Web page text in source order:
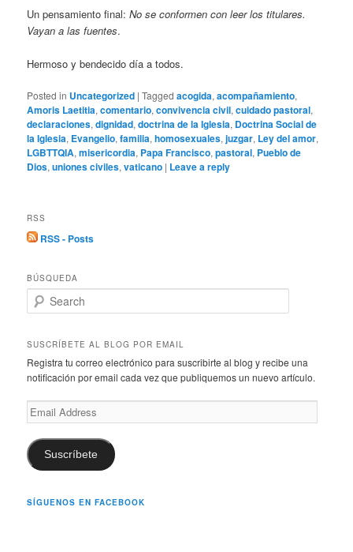
Un pensamiento final:No se conformen con leer los titulares.
Vayan a las fuentes.
Hermoso y bendecido día a todos.
Posted in Uncategorized |Tagged acogida,acompañamiento,
Amoris Laetitia,comentario,convivencia civil,cuidado pastoral,
declaraciones,dignidad,doctrina de la Iglesia, Doctrina Social de
la Iglesia, Evangelio,familia,homosexuales,juzgar, Ley del amor,
LGBTTQIA,misericordia, Papa Francisco,pastoral, Pueblo de
Dios,uniones civiles,vaticano | Leave a reply
RSS
RSS - Posts
BÚSQUEDA
e
r
h
SUSCRÍBETE AL BLOG POR EMAIL
Registra tu correo electrónico para suscribirte al blog y recibe una
notificación por email cada vez que publiquemos un nuevo artículo.
Email
Address
Suscríbete
SÍGUENOS EN FACEBOOK